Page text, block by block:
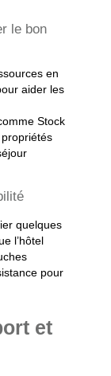
le bon
en
aider les
Stock
quelques
l’hôtel
pour
et